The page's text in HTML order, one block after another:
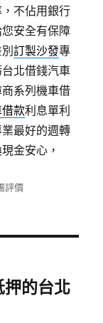
不佔用銀行
安全有保障
別訂製沙發專
北借錢汽車
系列機車借
款利息單利
最好的週轉
金安心，
評價
押的台北